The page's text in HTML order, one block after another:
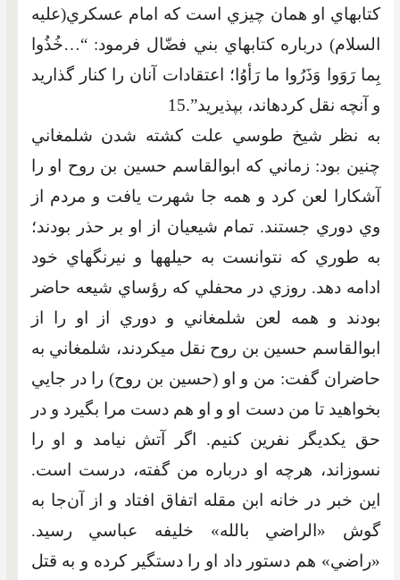
کتاب‏هاي او همان چيزي است که امام عسکري(عليه
السلام) درباره کتاب‏هاي بني فضّال فرمود: “…خُذُوا
بِما رَوَوا وَذَرُوا ما رَأوُا؛ اعتقادات آنان را کنار گذاريد
و آنچه نقل کرده‏اند، بپذيريد”.15
به نظر شيخ طوسي‏ علت کشته شدن شلمغاني
چنين بود: زماني که ابوالقاسم حسين بن روح او را
آشکارا لعن کرد و همه جا شهرت يافت و مردم از
وي دوري جستند. تمام شيعيان از او بر حذر بودند؛
به طوري که نتوانست به حيله‏ها و نيرنگ‏هاي خود
ادامه دهد. روزي در محفلي که رؤساي شيعه حاضر
بودند و همه لعن شلمغاني و دوري از او را از
ابوالقاسم حسين بن روح نقل مي‏کردند، شلمغاني به
حاضران گفت: من و او (حسين بن روح) را در جايي
بخواهيد تا من دست او و او هم دست مرا بگيرد و در
حق يکديگر نفرين کنيم. اگر آتش نيامد و او را
نسوزاند، هرچه او درباره من گفته، درست است.
اين خبر در خانه ابن مقله اتفاق افتاد و از آن‌جا به
گوش «الراضي بالله» خليفه عباسي رسيد.
«راضي» هم دستور داد او را دستگير کرده و به قتل